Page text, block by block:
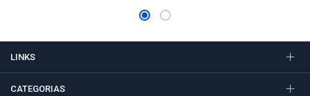
LINKS
CATEGORIAS